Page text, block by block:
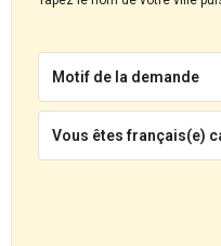
Motif de la demande
Vous êtes français(e)